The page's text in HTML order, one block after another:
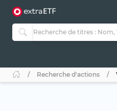
Recherche d'actions